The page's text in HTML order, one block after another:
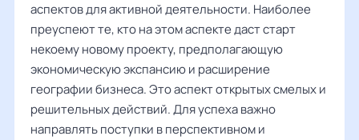
аспектов для активной деятельности. Наиболее
преуспеют те, кто на этом аспекте даст старт
некоему новому проекту, предполагающую
экономическую экспансию и расширение
географии бизнеса. Это аспект открытых смелых и
решительных действий. Для успеха важно
направлять поступки в перспективном и